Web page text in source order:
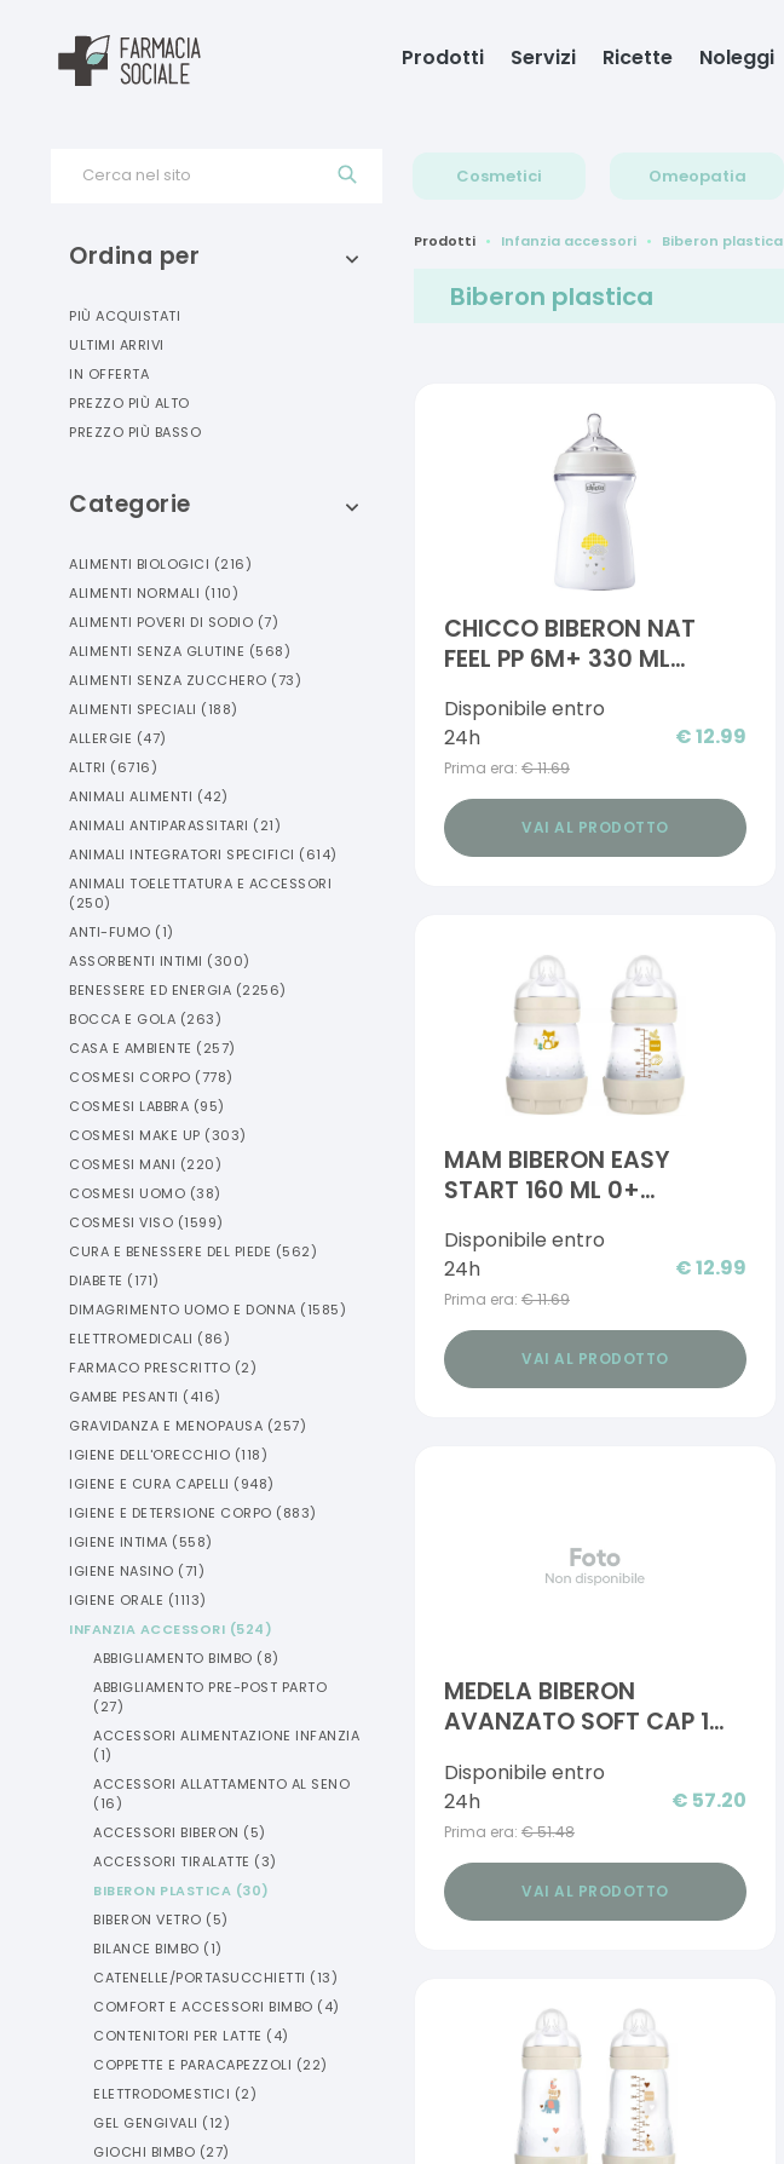
Prodotti Servizi Ricette Noleggi
Cerca nel sito Cosmetici Omeopatia
Ordina per
PIÙ ACQUISTATI
ULTIMI ARRIVI
IN OFFERTA
PREZZO PIÙ ALTO
PREZZO PIÙ BASSO
Categorie
ALIMENTI BIOLOGICI (216)
ALIMENTI NORMALI (110)
ALIMENTI POVERI DI SODIO (7)
ALIMENTI SENZA GLUTINE (568)
ALIMENTI SENZA ZUCCHERO (73)
ALIMENTI SPECIALI (188)
ALLERGIE (47)
ALTRI (6716)
ANIMALI ALIMENTI (42)
ANIMALI ANTIPARASSITARI (21)
ANIMALI INTEGRATORI SPECIFICI (614)
ANIMALI TOELETTATURA E ACCESSORI
(250)
ANTI-FUMO (1)
ASSORBENTI INTIMI (300)
BENESSERE ED ENERGIA (2256)
BOCCA E GOLA (263)
CASA E AMBIENTE (257)
COSMESI CORPO (778)
COSMESI LABBRA (95)
COSMESI MAKE UP (303)
COSMESI MANI (220)
COSMESI UOMO (38)
COSMESI VISO (1599)
CURA E BENESSERE DEL PIEDE (562)
DIABETE (171)
DIMAGRIMENTO UOMO E DONNA (1585)
ELETTROMEDICALI (86)
FARMACO PRESCRITTO (2)
GAMBE PESANTI (416)
GRAVIDANZA E MENOPAUSA (257)
IGIENE DELL'ORECCHIO (118)
IGIENE E CURA CAPELLI (948)
IGIENE E DETERSIONE CORPO (883)
IGIENE INTIMA (558)
IGIENE NASINO (71)
IGIENE ORALE (1113)
INFANZIA ACCESSORI (524)
ABBIGLIAMENTO BIMBO (8)
ABBIGLIAMENTO PRE-POST PARTO
(27)
ACCESSORI ALIMENTAZIONE INFANZIA
(1)
ACCESSORI ALLATTAMENTO AL SENO
(16)
ACCESSORI BIBERON (5)
ACCESSORI TIRALATTE (3)
BIBERON PLASTICA (30)
BIBERON VETRO (5)
BILANCE BIMBO (1)
CATENELLE/PORTASUCCHIETTI (13)
COMFORT E ACCESSORI BIMBO (4)
CONTENITORI PER LATTE (4)
COPPETTE E PARACAPEZZOLI (22)
ELETTRODOMESTICI (2)
GEL GENGIVALI (12)
GIOCHI BIMBO (27)
Prodotti Infanzia accessori Biberon plastica
Biberon plastica
CHICCO BIBERON NAT
FEEL PP 6M+ 330 ML
Disponibile entro
24h
Prima era: €11.69
€12.99
VAI AL PRODOTTO
MAM BIBERON EASY
START 160 ML 0+
Disponibile entro
24h
Prima era: €11.69
€12.99
VAI AL PRODOTTO
MEDELA BIBERON
AVANZATO SOFT CAP 1
Disponibile entro
24h
Prima era: €51.48
€ 57.20
VAI AL PRODOTTO